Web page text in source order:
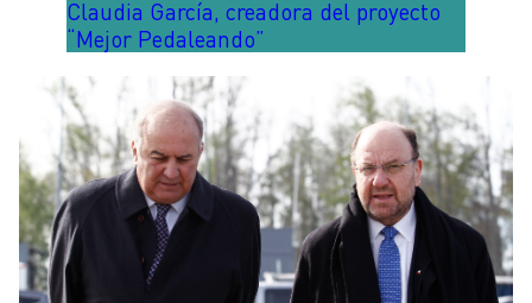
Claudia García, creadora del proyecto
“Mejor Pedaleando”